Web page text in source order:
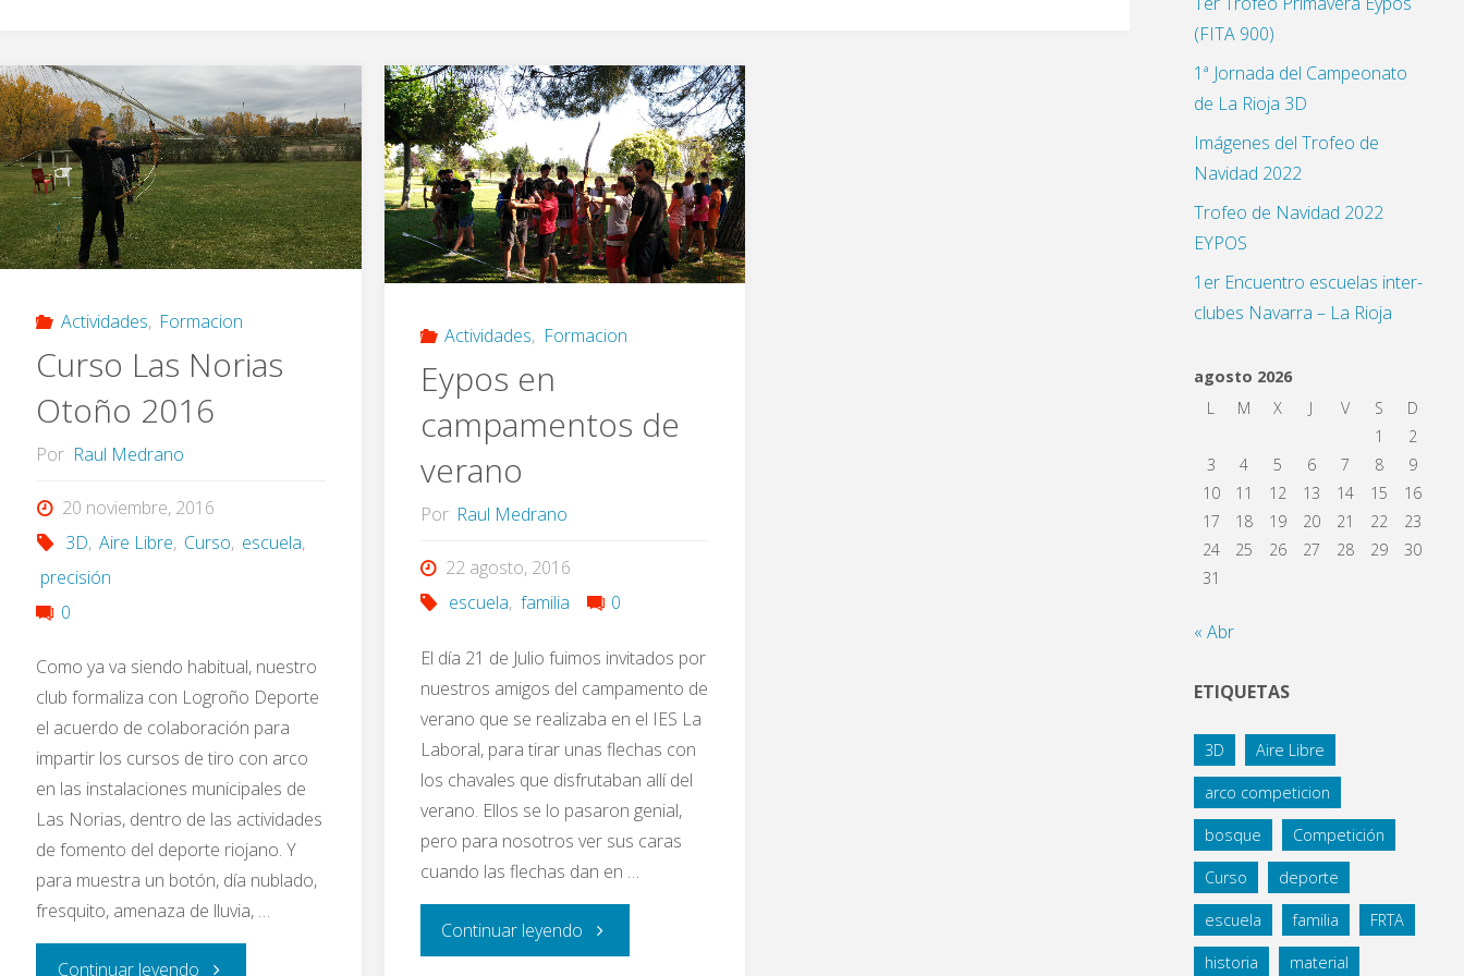
Actividades, Formacion
Curso Las Norias
Otoño 2016
Por Raul Medrano
20 noviembre, 2016
3D, Aire Libre, Curso, escuela,
precisión
0
Como ya va siendo habitual, nuestro
club formaliza con Logroño Deporte
el acuerdo de colaboración para
impartir los cursos de tiro con arco
en las instalaciones municipales de
Las Norias, dentro de las actividades
de fomento del deporte riojano. Y
para muestra un botón, día nublado,
fresquito, amenaza de lluvia, …
Continuar leyendo"Curso
Actividades, Formacion
Eypos en
campamentos de
verano
Por Raul Medrano
22 agosto, 2016
escuela, familia 0
El día 21 de Julio fuimos invitados por
nuestros amigos del campamento de
verano que se realizaba en el IES La
Laboral, para tirar unas flechas con
los chavales que disfrutaban allí del
verano. Ellos se lo pasaron genial,
pero para nosotros ver sus caras
cuando las flechas dan en …
Continuar leyendo "Eypos
(FITA 900)
1ª Jornada del Campeonato
de La Rioja 3D
Imágenes del Trofeo de
Navidad 2022
Trofeo de Navidad 2022
EYPOS
1er Encuentro escuelas inter-
clubes Navarra – La Rioja
agosto 2026
L
M X J V S
D
1
2
3
4 5 6 7 8
9
10
11 12 13 14 15
16
17
18 19 20 21 22
23
24
25 26 27 28 29
30
31
« Abr
ETIQUETAS
3D Aire Libre
arco competicion
bosque Competición
Curso deporte
escuela familia FRTA
historia material